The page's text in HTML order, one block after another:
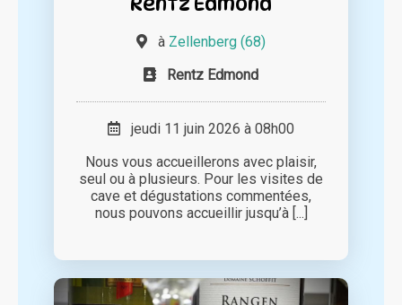
à Zellenberg (68)
Rentz Edmond
jeudi 11 juin 2026 à 08h00
Nous vous accueillerons avec plaisir,
seul ou à plusieurs. Pour les visites de
cave et dégustations commentées,
nous pouvons accueillir jusqu’à [...]